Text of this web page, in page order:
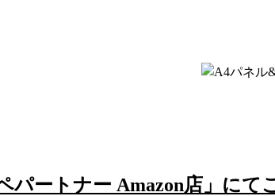
パートナー Amazon店」にて